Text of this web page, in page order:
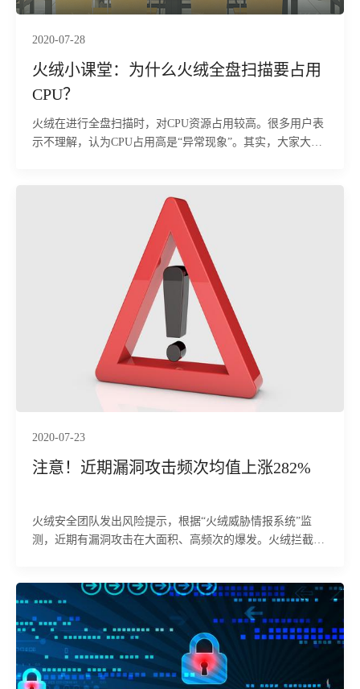
2020-07-28
火绒小课堂：为什么火绒全盘扫描要占用
CPU？
火绒在进行全盘扫描时，对CPU资源占用较高。很多用户表
示不理解，认为CPU占用高是“异常现象”。其实，大家大可
2020-07-23
注意！近期漏洞攻击频次均值上涨282%
火绒安全团队发出风险提示，根据“火绒威胁情报系统”监
测，近期有漏洞攻击在大面积、高频次的爆发。火绒拦截数